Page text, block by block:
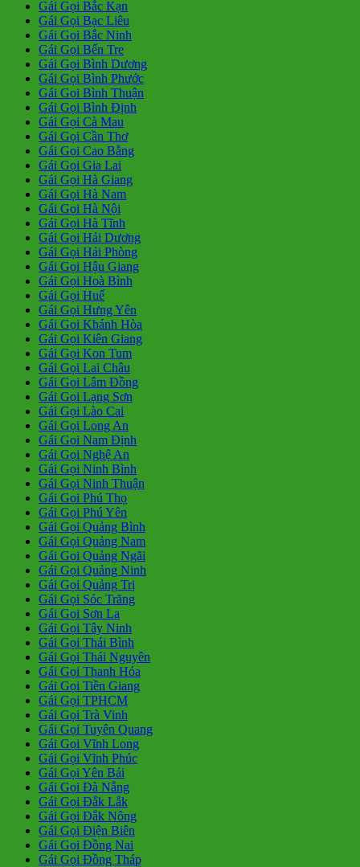
Gái Gọi Bắc Kạn
Gái Gọi Bạc Liêu
Gái Gọi Bắc Ninh
Gái Gọi Bến Tre
Gái Gọi Bình Dương
Gái Gọi Bình Phước
Gái Gọi Bình Thuận
Gái Gọi Bình Định
Gái Gọi Cà Mau
Gái Gọi Cần Thơ
Gái Gọi Cao Bằng
Gái Gọi Gia Lai
Gái Gọi Hà Giang
Gái Gọi Hà Nam
Gái Gọi Hà Nội
Gái Gọi Hà Tĩnh
Gái Gọi Hải Dương
Gái Gọi Hải Phòng
Gái Gọi Hậu Giang
Gái Gọi Hoà Bình
Gái Gọi Huế
Gái Gọi Hưng Yên
Gái Gọi Khánh Hòa
Gái Gọi Kiên Giang
Gái Gọi Kon Tum
Gái Gọi Lai Châu
Gái Gọi Lâm Đồng
Gái Gọi Lạng Sơn
Gái Gọi Lào Cai
Gái Gọi Long An
Gái Gọi Nam Định
Gái Gọi Nghệ An
Gái Gọi Ninh Bình
Gái Gọi Ninh Thuận
Gái Gọi Phú Thọ
Gái Gọi Phú Yên
Gái Gọi Quảng Bình
Gái Gọi Quảng Nam
Gái Gọi Quảng Ngãi
Gái Gọi Quảng Ninh
Gái Gọi Quảng Trị
Gái Gọi Sóc Trăng
Gái Gọi Sơn La
Gái Gọi Tây Ninh
Gái Gọi Thái Bình
Gái Gọi Thái Nguyên
Gái Gọi Thanh Hóa
Gái Gọi Tiền Giang
Gái Gọi TPHCM
Gái Gọi Trà Vinh
Gái Gọi Tuyên Quang
Gái Gọi Vĩnh Long
Gái Gọi Vĩnh Phúc
Gái Gọi Yên Bái
Gái Gọi Đà Nẵng
Gái Gọi Đắk Lắk
Gái Gọi Đắk Nông
Gái Gọi Điện Biên
Gái Gọi Đồng Nai
Gái Gọi Đồng Tháp